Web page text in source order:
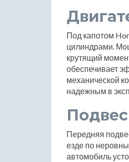
Под капотом
цилиндрами.
крутящий
обеспечивает
механической
надежным в
Передняя
езде по
автомобиль